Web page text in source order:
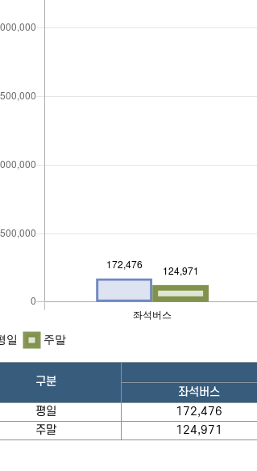
구분
좌석버스
평일
172,476
주말
124,971